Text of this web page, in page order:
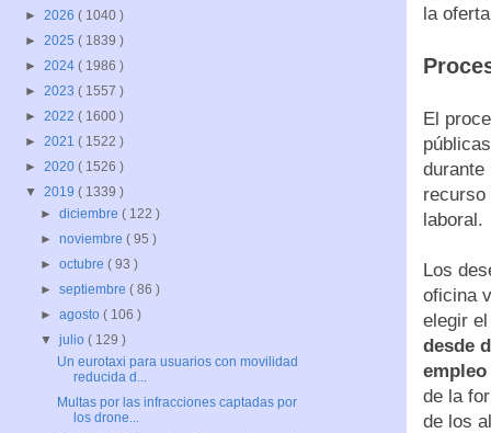
la
El
durante
recurso
laboral.
Los
oficina
elegir
desde
de la
de los
► 2026 ( 1040 )
► 2025 ( 1839 )
► 2024 ( 1986 )
► 2023 ( 1557 )
► 2022 ( 1600 )
► 2021 ( 1522 )
► 2020 ( 1526 )
▼ 2019 ( 1339 )
►diciembre( 122 )
►noviembre( 95 )
►octubre( 93 )
►septiembre( 86 )
►agosto( 106 )
▼julio( 129 )
Un eurotaxi para usuarios con movilidad
reducida d...
Multas por las infracciones captadas por
los drone...